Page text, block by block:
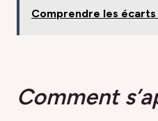
Comprendre les
Comment